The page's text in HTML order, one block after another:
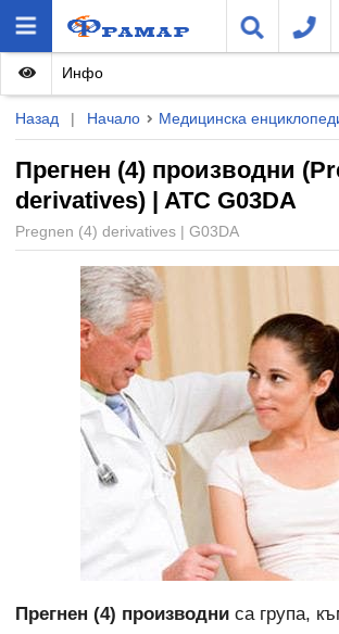
Назад | Начало Медицинска
Прегнен (4) производни
derivatives) | ATC G03DA
Pregnen (4) derivatives | G03DA
Инфо
Прегнен (4) производни са група,